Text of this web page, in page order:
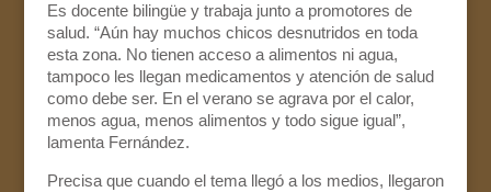
Es docente bilingüe y trabaja junto a promotores de
salud. “Aún hay muchos chicos desnutridos en toda
esta zona. No tienen acceso a alimentos ni agua,
tampoco les llegan medicamentos y atención de salud
como debe ser. En el verano se agrava por el calor,
menos agua, menos alimentos y todo sigue igual”,
lamenta Fernández.
Precisa que cuando el tema llegó a los medios, llegaron